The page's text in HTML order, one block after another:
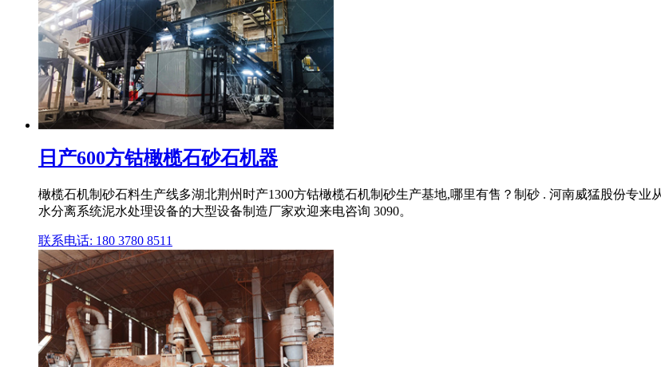
日产600方钴橄榄石砂石机器
橄榄石机制砂石料生产线多湖北荆州时产1300方钴橄榄石机制砂生产基地,哪里有售？制砂 . 河南威猛股份专
水分离系统泥水处理设备的大型设备制造厂家欢迎来电咨询 3090。
联系电话: 180 3780 8511